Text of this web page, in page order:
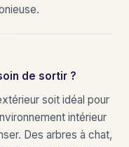
de sortir ?
soit idéal pour
intérieur
Des arbres à chat,